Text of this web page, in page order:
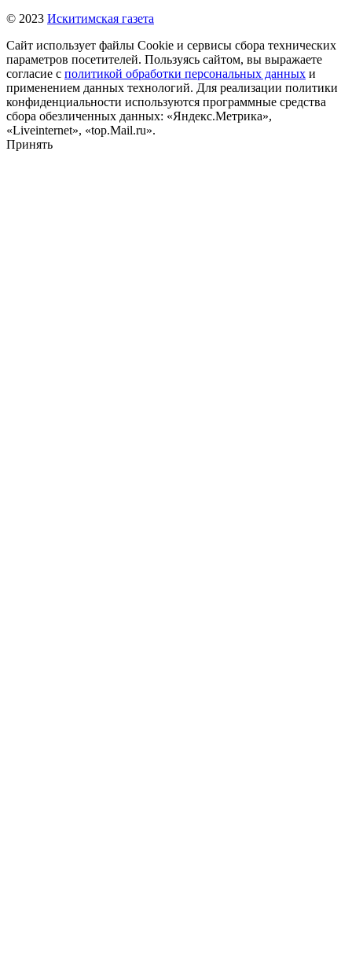
© 2023 Искитимская газета
Сайт использует файлы Cookie и сервисы сбора технических
параметров посетителей. Пользуясь сайтом, вы выражаете
согласие с политикой обработки персональных данных и
применением данных технологий. Для реализации политики
конфиденциальности используются программные средства
сбора обезличенных данных: «Яндекс.Метрика»,
«Liveinternet», «top.Mail.ru».
Принять